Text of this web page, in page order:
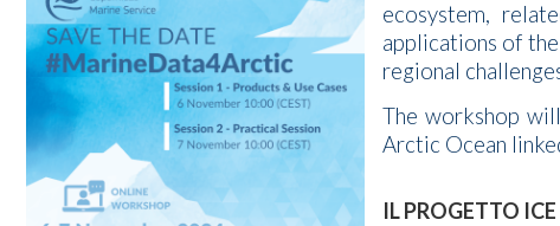
ecosystem,
applications of
regional
The workshop
Arctic Ocean
IL PROGETTO